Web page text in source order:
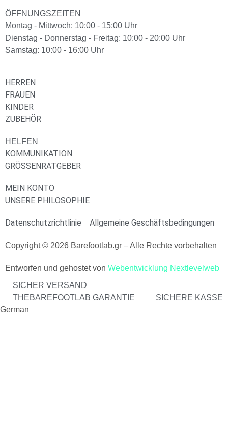
ÖFFNUNGSZEITEN
Montag - Mittwoch: 10:00 - 15:00 Uhr
Dienstag - Donnerstag - Freitag: 10:00 - 20:00 Uhr
Samstag: 10:00 - 16:00 Uhr
HERREN
FRAUEN
KINDER
ZUBEHÖR
HELFEN
KOMMUNIKATION
GRÖSSENRATGEBER
MEIN KONTO
UNSERE PHILOSOPHIE
Datenschutzrichtlinie Allgemeine Geschäftsbedingungen
Copyright © 2026 Barefootlab.gr – Alle Rechte vorbehalten
Entworfen und gehostet von Webentwicklung Nextlevelweb
SICHER VERSAND
THEBAREFOOTLAB GARANTIE
SICHERE KASSE
German